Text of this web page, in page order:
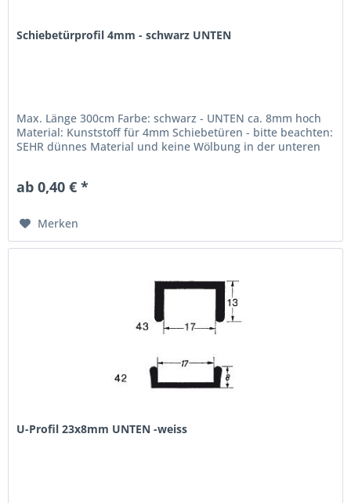
Schiebetürprofil 4mm - schwarz UNTEN
Max. Länge 300cm Farbe: schwarz - UNTEN ca. 8mm hoch
Material: Kunststoff für 4mm Schiebetüren - bitte beachten:
SEHR dünnes Material und keine Wölbung in der unteren
ab 0,40 € *
Merken
U-Profil 23x8mm UNTEN -weiss